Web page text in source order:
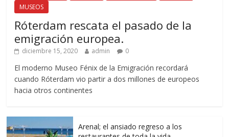
MUSEOS
Róterdam rescata el pasado de la
emigración europea.
diciembre 15, 2020 admin 0
El moderno Museo Fénix de la Emigración recordará
cuando Róterdam vio partir a dos millones de europeos
hacia otros continentes
Arenal; el ansiado regreso a los